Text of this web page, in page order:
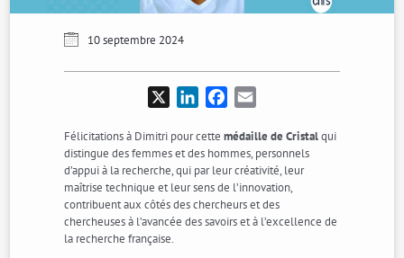
10 septembre 2024
LinkedInFacebook
Félicitations à Dimitri pour cettemédaille de Cristalqui
distingue des femmes et des hommes, personnels
d’appui à la recherche, qui par leur créativité, leur
maîtrise technique et leur sens de l’innovation,
contribuent aux côtés des chercheurs et des
chercheuses à l’avancée des savoirs et à l’excellence de
la recherche française.